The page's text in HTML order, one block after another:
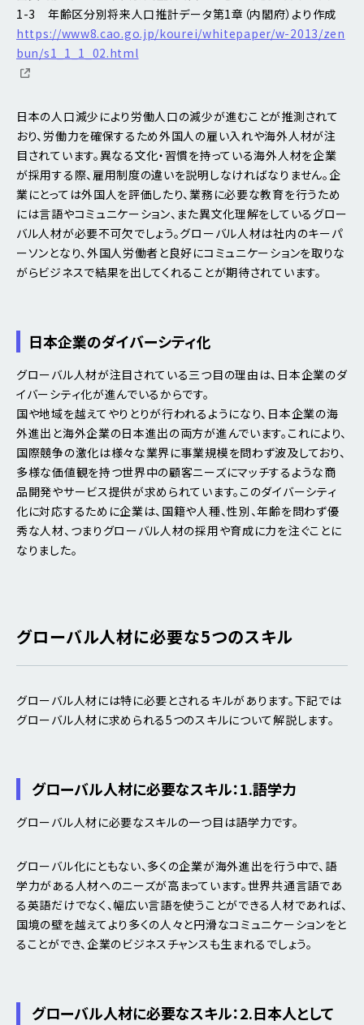
1-3 年齢区分別将来人口推計データ第1章（内閣府）より作成
https://www8.cao.go.jp/kourei/whitepaper/w-2013/zen
bun/s1_1_1_02.html
日本の人口減少により労働人口の減少が進むことが推測されて
おり、労働力を確保するため外国人の雇い入れや海外人材が注
目されています。異なる文化・習慣を持っている海外人材を企業
が採用する際、雇用制度の違いを説明しなければなりません。企
業にとっては外国人を評価したり、業務に必要な教育を行うため
には言語やコミュニケーション、また異文化理解をしているグロー
バル人材が必要不可欠でしょう。グローバル人材は社内のキーパ
ーソンとなり、外国人労働者と良好にコミュニケーションを取りな
がらビジネスで結果を出してくれることが期待されています。
日本企業のダイバーシティ化
グローバル人材が注目されている三つ目の理由は、日本企業のダ
イバーシティ化が進んでいるからです。
国や地域を越えてやりとりが行われるようになり、日本企業の海
外進出と海外企業の日本進出の両方が進んでいます。これにより、
国際競争の激化は様々な業界に事業規模を問わず波及しており、
多様な価値観を持つ世界中の顧客ニーズにマッチするような商
品開発やサービス提供が求められています。このダイバーシティ
化に対応するために企業は、国籍や人種、性別、年齢を問わず優
秀な人材、つまりグローバル人材の採用や育成に力を注ぐことに
なりました。
グローバル人材に必要な5つのスキル
グローバル人材には特に必要とされるキルがあります。下記では
グローバル人材に求められる5つのスキルについて解説します。
グローバル人材に必要なスキル：1.語学力
グローバル人材に必要なスキルの一つ目は語学力です。
グローバル化にともない、多くの企業が海外進出を行う中で、語
学力がある人材へのニーズが高まっています。世界共通言語であ
る英語だけでなく、幅広い言語を使うことができる人材であれば、
国境の壁を越えてより多くの人々と円滑なコミュニケーションをと
ることができ、企業のビジネスチャンスも生まれるでしょう。
グローバル人材に必要なスキル：2.日本人として